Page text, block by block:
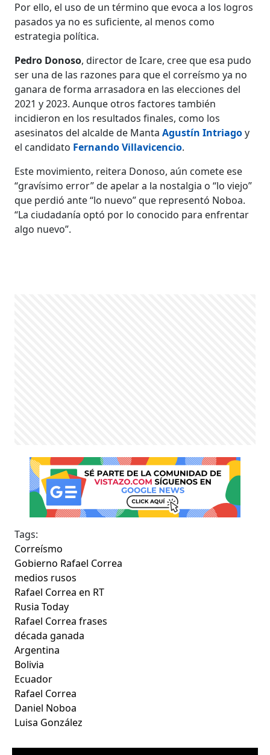
Por ello, el uso de un término que evoca a los logros
pasados ya no es suficiente, al menos como
estrategia política.
Pedro Donoso, director de Icare, cree que esa pudo
ser una de las razones para que el correísmo ya no
ganara de forma arrasadora en las elecciones del
2021 y 2023. Aunque otros factores también
incidieron en los resultados finales, como los
asesinatos del alcalde de MantaAgustín Intriagoy
el candidato Fernando Villavicencio.
Este movimiento, reitera Donoso, aún comete ese
“gravísimo error” de apelar a la nostalgia o “lo viejo”
que perdió ante “lo nuevo” que representó Noboa.
“La ciudadanía optó por lo conocido para enfrentar
algo nuevo”.
Tags:
Correísmo
Gobierno Rafael Correa
medios rusos
Rafael Correa en RT
Rusia Today
Rafael Correa frases
década ganada
Argentina
Bolivia
Ecuador
Rafael Correa
Daniel Noboa
Luisa González